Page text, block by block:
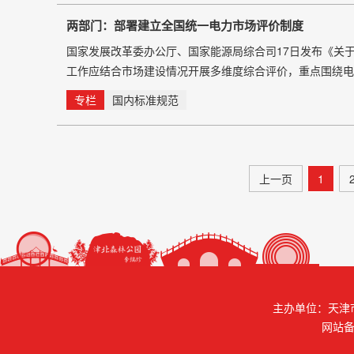
两部门：部署建立全国统一电力市场评价制度
国家发展改革委办公厅、国家能源局综合司17日发布《
工作应结合市场建设情况开展多维度综合评价，重点围绕
分度四个方面开展评价。 通知明确建立全国统一电力市
统筹安全保供、绿色转型、经济效率等多重目标，全面准
专栏 国内标准规范
上一页 1
主办单位：天
网站